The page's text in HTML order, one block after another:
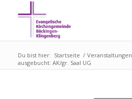
Du bist hier: Startseite / Veranstaltungen
ausgebucht: AK/gr. Saal UG